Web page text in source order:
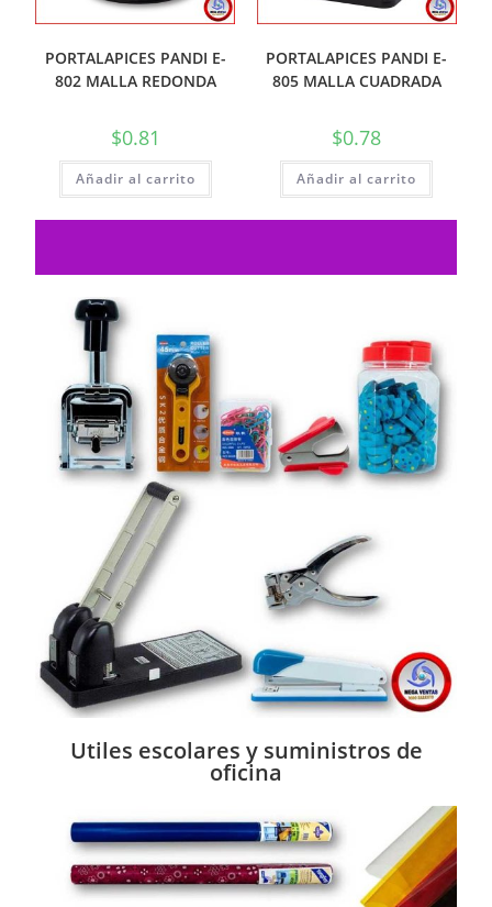
PORTALAPICES PANDI E-
802 MALLA REDONDA
$0.81
Añadir al carrito
PORTALAPICES PANDI E-
805 MALLA CUADRADA
$0.78
Añadir al carrito
Utiles escolares y suministros de
oficina